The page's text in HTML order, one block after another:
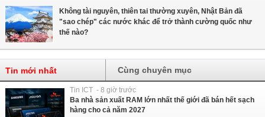
Không tài nguyên, thiên tai thường xuyên, Nhật Bản đã
"sao chép" các nước khác để trở thành cường quốc như
thế nào?
Tin mới nhất Cùng chuyên mục
Tin ICT - 8 giờ trước
Ba nhà sản xuất RAM lớn nhất thế giới đã bán hết sạch
hàng cho cả năm 2027